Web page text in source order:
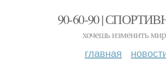
90-60-90 |
хочешь изменить
главная